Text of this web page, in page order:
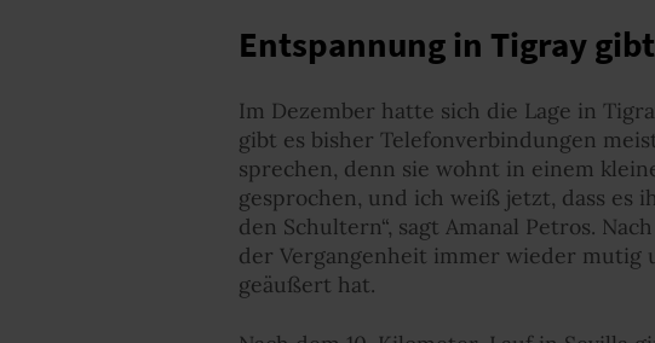
Entspannung in Tigray
Im Dezember hatte sich die Lage in
gibt es bisher Telefonverbindungen
sprechen, denn sie wohnt in einem
gesprochen, und ich weiß jetzt, dass es
den Schultern“, sagt Amanal Petros.
der Vergangenheit immer wieder mutig
geäußert hat.